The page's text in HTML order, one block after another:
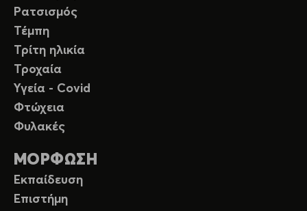
Ρατσισμός
Τέμπη
Τρίτη ηλικία
Τροχαία
Υγεία - Covid
Φτώχεια
Φυλακές
ΜΟΡΦΩΣΗ
Εκπαίδευση
Επιστήμη